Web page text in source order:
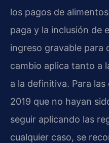
los pagos de
paga y la inclusión de
ingreso gravable para
cambio aplica tanto a
a la definitiva. Para
2019 que no hayan
seguir aplicando las
cualquier caso, se